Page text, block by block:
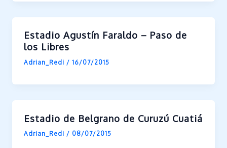
Estadio Agustín Faraldo – Paso de
los Libres
Adrian_Redi /16/07/2015
Estadio de Belgrano de Curuzú Cuatiá
Adrian_Redi / 08/07/2015